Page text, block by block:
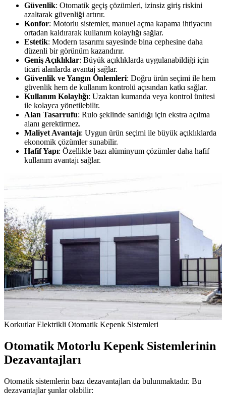
Güvenlik: Otomatik geçiş çözümleri, izinsiz giriş riskini
azaltarak güvenliği artırır.
Konfor: Motorlu sistemler, manuel açma kapama ihtiyacını
ortadan kaldırarak kullanım kolaylığı sağlar.
Estetik: Modern tasarımı sayesinde bina cephesine daha
düzenli bir görünüm kazandırır.
Geniş Açıklıklar: Büyük açıklıklarda uygulanabildiği için
ticari alanlarda avantaj sağlar.
Güvenlik ve Yangın Önlemleri: Doğru ürün seçimi ile hem
güvenlik hem de kullanım kontrolü açısından katkı sağlar.
Kullanım Kolaylığı: Uzaktan kumanda veya kontrol ünitesi
ile kolayca yönetilebilir.
Alan Tasarrufu: Rulo şeklinde sarıldığı için ekstra açılma
alanı gerektirmez.
Maliyet Avantajı: Uygun ürün seçimi ile büyük açıklıklarda
ekonomik çözümler sunabilir.
Hafif Yapı: Özellikle bazı alüminyum çözümler daha hafif
kullanım avantajı sağlar.
Korkutlar Elektrikli Otomatik Kepenk Sistemleri
Otomatik Motorlu Kepenk Sistemlerinin
Dezavantajları
Otomatik sistemlerin bazı dezavantajları da bulunmaktadır. Bu
dezavantajlar şunlar olabilir: